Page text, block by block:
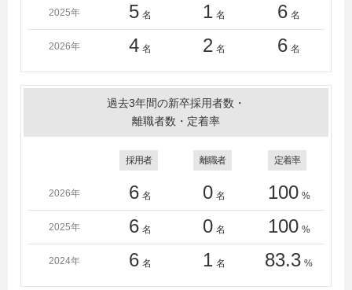
2025年 5 名 1 名 6 名
2026年 4 名 2 名 6 名
過去3年間の新卒採用者数・
離職者数・定着率
採用者 離職者 定着率
2026年 6 名 0 名 100 %
2025年 6 名 0 名 100 %
2024年 6 名 1 名 83.3 %